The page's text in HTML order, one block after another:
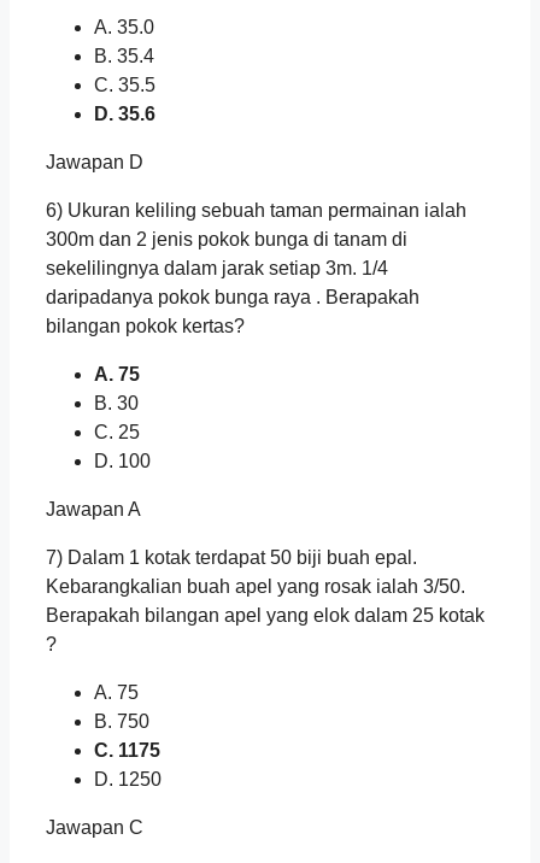
A. 35.0
B. 35.4
C. 35.5
D. 35.6
Jawapan D
6) Ukuran keliling sebuah taman permainan ialah
300m dan 2 jenis pokok bunga di tanam di
sekelilingnya dalam jarak setiap 3m. 1/4
daripadanya pokok bunga raya . Berapakah
bilangan pokok kertas?
A. 75
B. 30
C. 25
D. 100
Jawapan A
7) Dalam 1 kotak terdapat 50 biji buah epal.
Kebarangkalian buah apel yang rosak ialah 3/50.
Berapakah bilangan apel yang elok dalam 25 kotak
?
A. 75
B. 750
C. 1175
D. 1250
Jawapan C